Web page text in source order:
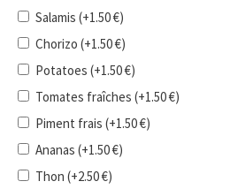
Salamis (+1.50€)
Chorizo (+1.50€)
Potatoes (+1.50€)
Tomates fraîches (+1.50€)
Piment frais (+1.50€)
Ananas (+1.50€)
Thon (+2.50€)